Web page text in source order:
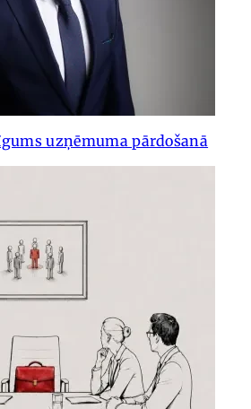
uzņēmuma pārdošanā